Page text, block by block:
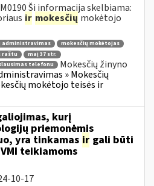
Ši informacija skelbiama:
ir mokesčių mokėtojo
administravimas
mokesčių mokėtojas
raštu
maį 37 str.
telefonu
Mokesčių žinyno
» Mokesčių
mokėtojo teisės ir
kurį
priemonėmis
yra tinkamas ir gali būti
teikiamoms
10-17